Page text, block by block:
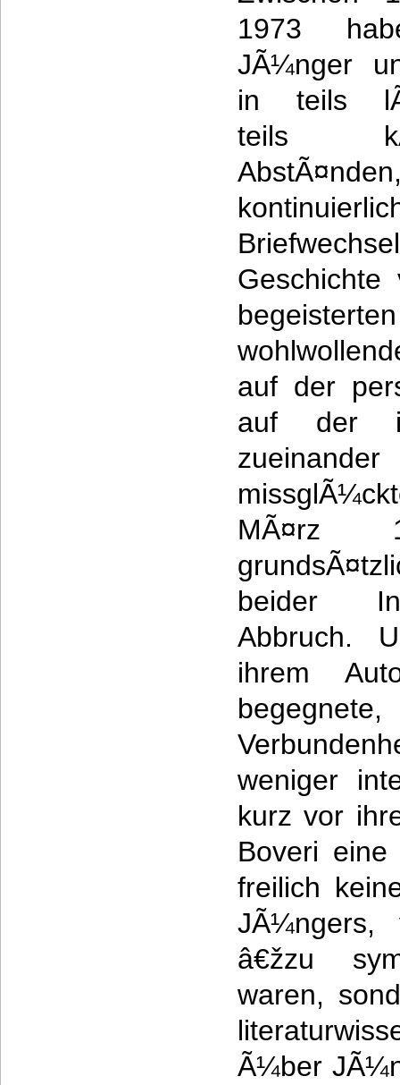
1973
JÃ¼nger
in teils
teils
Geschichte
auf der
auf der
MÃ¤rz
beider
Abbruch.
ihrem
weniger
kurz vor
Boveri
freilich
â€žzu
waren,
Ã¼ber